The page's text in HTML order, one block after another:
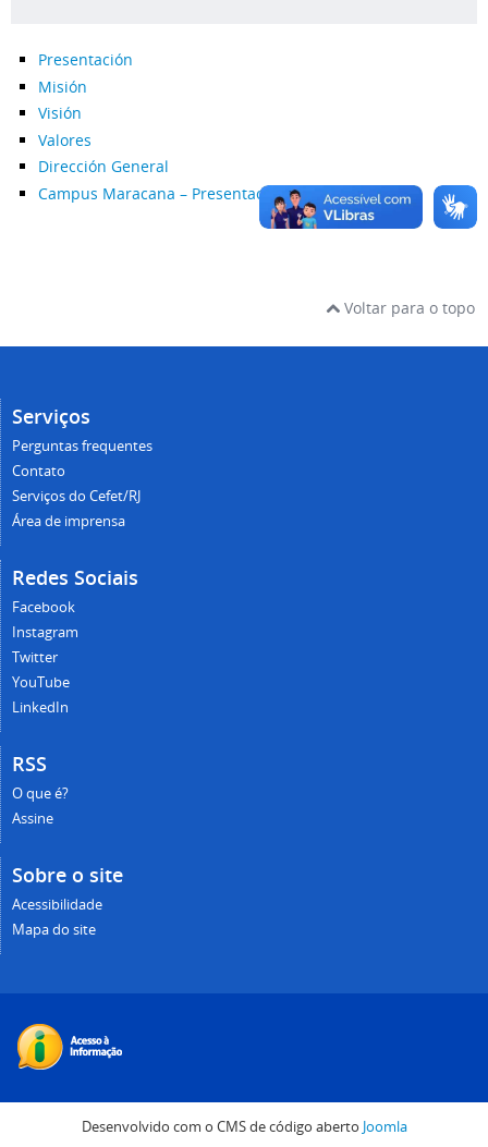
Presentación
Misión
Visión
Valores
Dirección General
Campus Maracana – Presentación
Voltar para o topo
Serviços
Perguntas frequentes
Contato
Serviços do Cefet/RJ
Área de imprensa
Redes Sociais
Facebook
Instagram
Twitter
YouTube
LinkedIn
RSS
O que é?
Assine
Sobre o site
Acessibilidade
Mapa do site
Desenvolvido com o CMS de código aberto Joomla